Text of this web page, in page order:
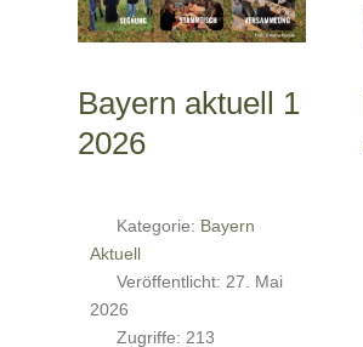
Bayern aktuell 1
2026
Kategorie: Bayern
Aktuell
Veröffentlicht: 27. Mai
2026
Zugriffe: 213